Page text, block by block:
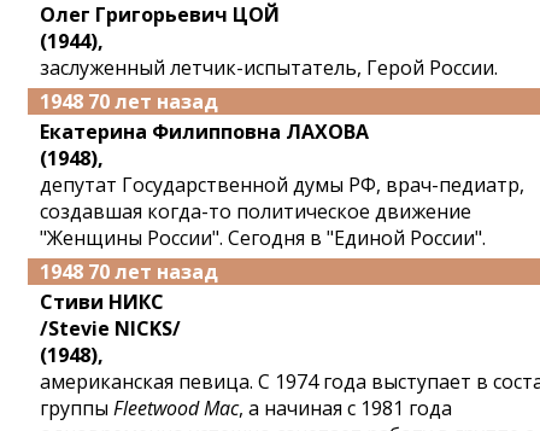
Олег Григорьевич ЦОЙ
(1944),
заслуженный летчик-испытатель, Герой России.
1948 70 лет назад
Екатерина Филипповна ЛАХОВА
(1948),
депутат Государственной думы РФ, врач-педиатр,
создавшая когда-то политическое движение
"Женщины России". Сегодня в "Единой России".
1948 70 лет назад
Стиви НИКС
/Stevie NICKS/
(1948),
американская певица. С 1974 года выступает в
группы Fleetwood Mac, а начиная с 1981 года